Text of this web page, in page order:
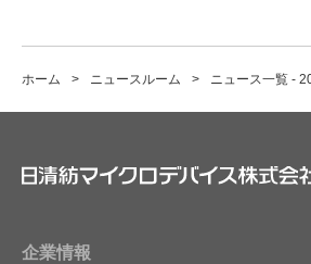
ホーム ニュースルーム ニュース一覧 -
企業情報